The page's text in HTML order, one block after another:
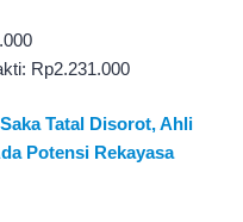
Rp2.231.000
Tatal Disorot, Ahli
Potensi Rekayasa